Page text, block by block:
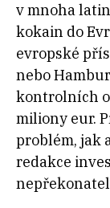
v mnoha
kokain do
evropské
nebo
kontrolních
miliony eur.
problém, jak
redakce